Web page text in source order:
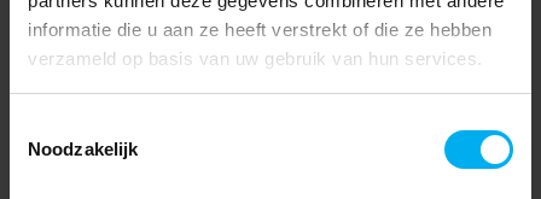
informatie die u aan ze heeft verstrekt of die ze hebben
verzameld op basis van uw gebruik van hun services.
Noodzakelijk